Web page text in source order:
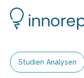
Studien Analysen